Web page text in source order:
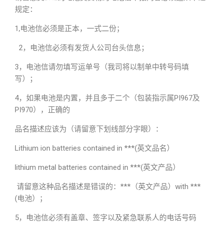
规定：
1,电池信必须是正本，一式二份；
2，电池信必须有发货人公司台头信息；
3，电池信请勿填写运单号（我司将以制单中转号码填
写）；
4，如果电池是内置，并且多于二个（包装指示属PI967及
PI970），正确的
品名描述应该为（请留意下划线部分字眼）：
Lithium ion batteries contained in ***(英文品名）
lithium metal batteries contained in ***(英文产品）
请留意这种品名描述是错误的：***（英文产品）with ***
(电池）；
5，电池信必须有盖章、签字以及紧急联系人的电话号码